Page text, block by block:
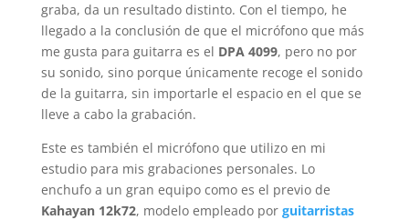
graba, da un resultado distinto. Con el tiempo, he
llegado a la conclusión de que el micrófono que más
me gusta para guitarra es el DPA 4099, pero no por
su sonido, sino porque únicamente recoge el sonido
de la guitarra, sin importarle el espacio en el que se
lleve a cabo la grabación.
Este es también el micrófono que utilizo en mi
estudio para mis grabaciones personales. Lo
enchufo a un gran equipo como es el previo de
Kahayan 12k72, modelo empleado por guitarristas